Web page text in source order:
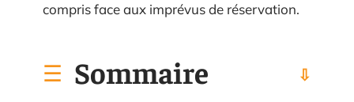
compris face aux imprévus de réservation.
Sommaire